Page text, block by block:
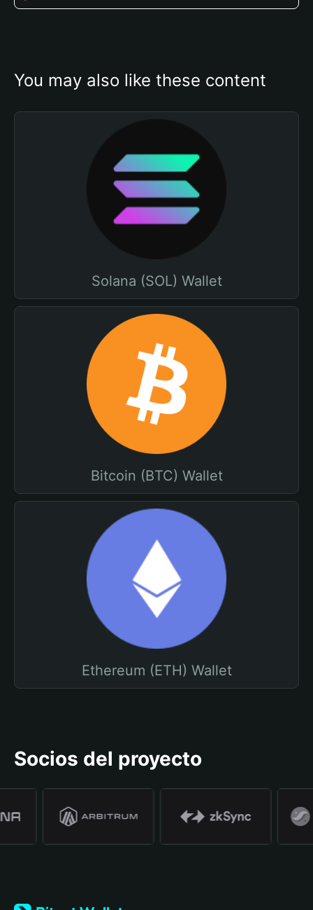
You may also like these content
Solana (SOL) Wallet
Bitcoin (BTC) Wallet
Ethereum (ETH) Wallet
Socios del proyecto